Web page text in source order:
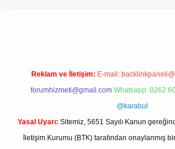
Reklam ve İletişim: E-mail:
forumhizmeti@gmail.com Whatsapp: 0262
@karabul
Yasal Uyarı: Sitemiz, 5651 Sayılı Kanun
İletişim Kurumu (BTK) tarafından onaylanmış